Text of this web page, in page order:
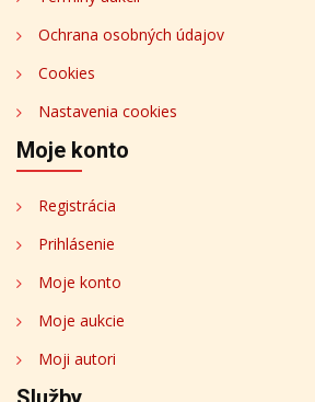
Ochrana osobných údajov
Cookies
Nastavenia cookies
Moje konto
Registrácia
Prihlásenie
Moje konto
Moje aukcie
Moji autori